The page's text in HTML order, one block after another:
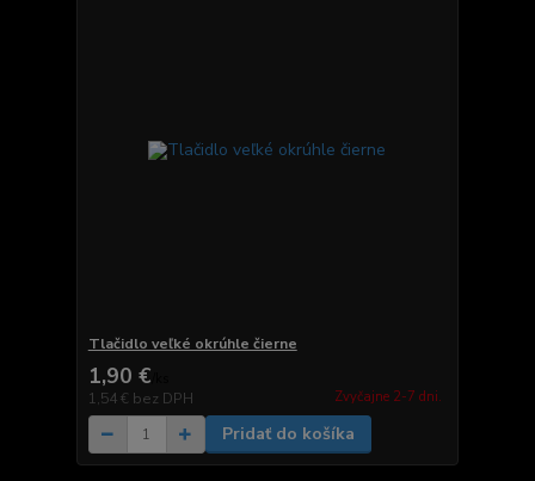
Tlačidlo veľké okrúhle čierne
1,90 €
1,54 € bez DPH Zvyčajne 2-7 dni.
Pridať do košíka